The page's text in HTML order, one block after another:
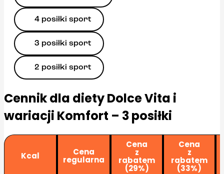
4 posiłki sport
3 posiłki sport
2 posiłki sport
Cennik dla diety Dolce Vita i
wariacji Komfort – 3 posiłki
Kcal Cena
regularna
Cena
z
rabatem
(29%)
Cena
z
rabatem
(33%)